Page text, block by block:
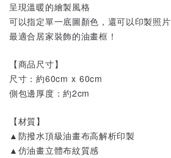
呈現溫暖的繪製風格
可以指定單一底圖顏色，還可以印製照片
最適合居家裝飾的油畫框！
【商品尺寸】
尺寸：約60cm x 60cm
側包邊厚度：約2cm
【材質】
▲防撥水頂級油畫布高解析印製
▲仿油畫立體布紋質感